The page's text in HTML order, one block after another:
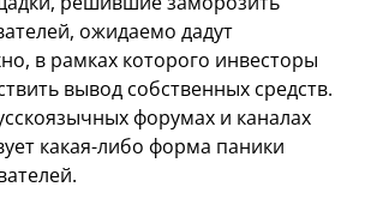
ожидаемо дадут
в рамках которого инвесторы
вывод собственных средств.
форумах и каналах
какая-либо форма паники